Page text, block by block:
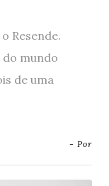
Resende.
mundo
de uma
- Por